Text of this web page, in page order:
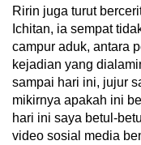
Ririn juga turut
Ichitan, ia sempat
campur aduk, antara
kejadian yang
sampai hari ini, jujur
mikirnya apakah ini
hari ini saya betul-
video sosial media